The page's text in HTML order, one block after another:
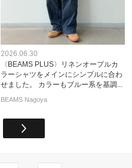
2026.06.30
〈BEAMS PLUS〉リネンオープルカ
ラーシャツをメインにシンプルに合わ
せました。 カラーもブルー系を基調...
BEAMS Nagoya